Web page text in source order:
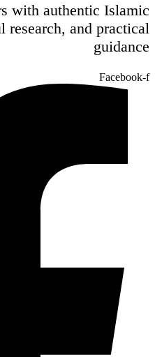
with authentic Islamic
and practical
guidance
Facebook-f